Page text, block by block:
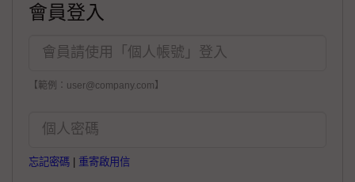
會員登入
【範例：user@company.com】
忘記密碼 重寄啟用信